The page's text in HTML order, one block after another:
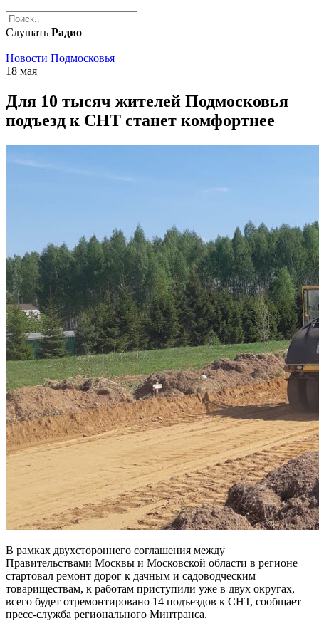
Слушать Радио
Новости Подмосковья
18 мая
Для 10 тысяч жителей Подмосковья
подъезд к СНТ станет комфортнее
В рамках двухстороннего соглашения между
Правительствами Москвы и Московской области в регионе
стартовал ремонт дорог к дачным и садоводческим
товариществам, к работам приступили уже в двух округах,
всего будет отремонтировано 14 подъездов к СНТ, сообщает
пресс-служба регионального Минтранса.